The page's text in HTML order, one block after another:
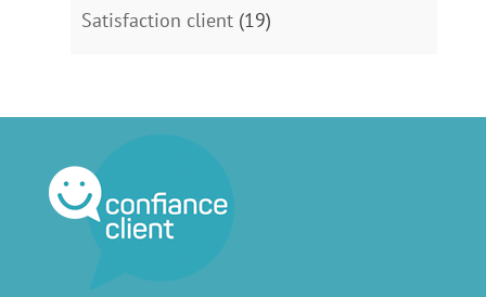
Satisfaction client(19)